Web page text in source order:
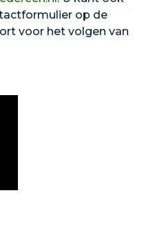
op de
voor het volgen van